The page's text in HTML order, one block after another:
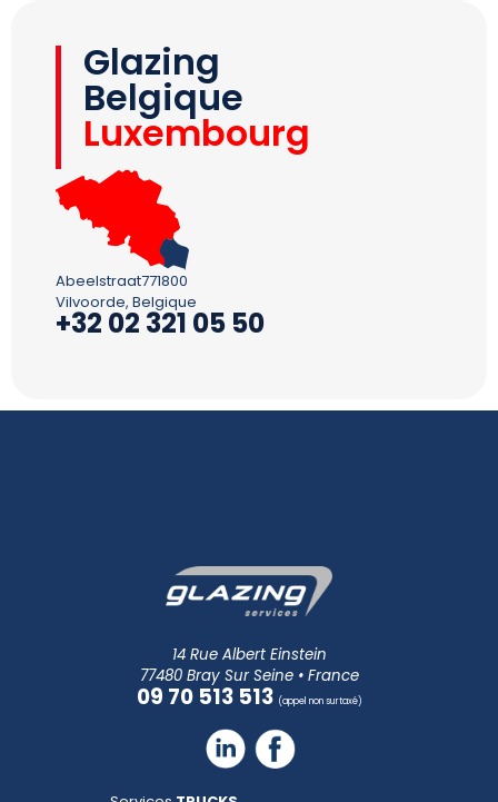
Glazing
Belgique
Luxembourg
Abeelstraat771800
Vilvoorde, Belgique
+32 02 321 05 50
14 Rue Albert Einstein
77480 Bray Sur Seine • France
09 70 513 513 (appel non surtaxé)